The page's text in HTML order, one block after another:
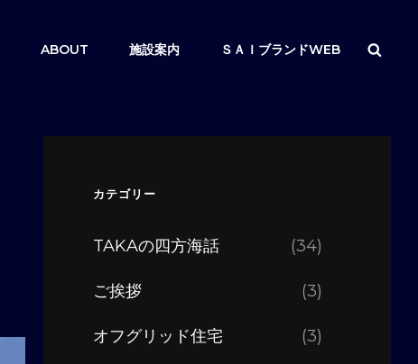
ABOUT 施設案内 ＳＡＩブランドWEB
カテゴリー
TAKAの四方海話 (34)
ご挨拶 (3)
オフグリッド住宅
(3)